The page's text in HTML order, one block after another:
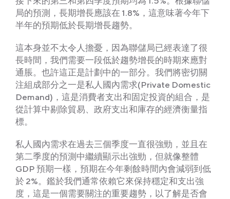
局的預測，長期增長應該在 1.8%，這意味著今年下
半年的預期低於長期增長趨勢。
這本身並不太令人擔憂，因為聯儲局已經表達了很
長時間，我們需要一段低於趨勢增長的時期來應對
通脹。也許這正是計劃中的一部分。我們將密切關
注組成部分之一是私人國內需求(Private Domestic
Demand)，這是消費者支出和固定投資的組合，是
從計算中剔除貿易、政府支出和庫存的經濟衡量指
標。
私人國內需求在過去三個季度一直很強勁，並且在
第二季度的預測中繼續顯示出強勁，但就像整體
GDP 預期一樣，預期在今年剩餘時間內會減弱到低
於 2%。鑑於我們通常依賴它來保持穩定和支出強
度，這是一個需要關注的重要趨勢，以了解是否會